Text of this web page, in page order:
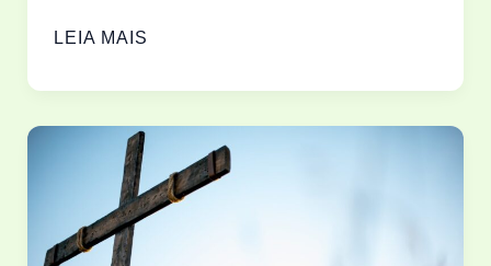
COMO
CERTO:
TRAVAM
SUA
VIDA
LEIA MAIS